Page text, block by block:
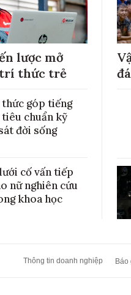
lược mở
trí thức trẻ
góp tiếng
chuẩn kỹ
đời sống
cố vấn tiếp
nữ nghiên cứu
khoa học
Thông tin doanh nghiệp Báo